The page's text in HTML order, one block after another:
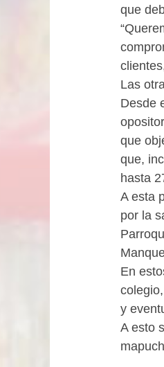
que
Las
Desde
que
que,
hasta
A esta
por la
En
y
A esto